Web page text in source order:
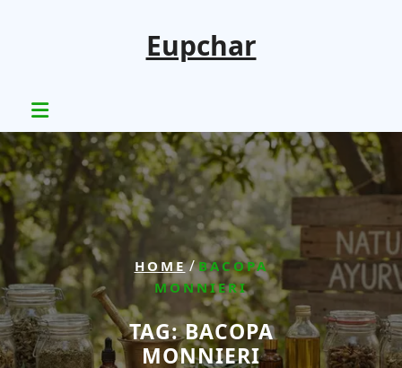
Eupchar
HOME/BACOPA
MONNIERI
TAG:BACOPA
MONNIERI